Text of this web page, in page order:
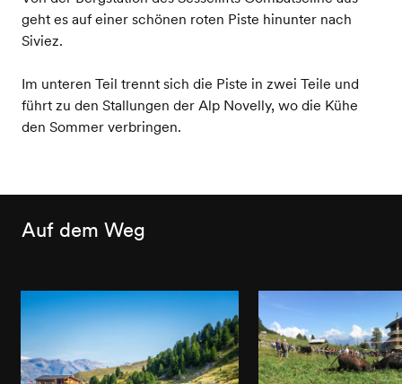
geht es auf einer schönen roten Piste hinunter nach
Siviez.
Im unteren Teil trennt sich die Piste in zwei Teile und
führt zu den Stallungen der Alp Novelly, wo die Kühe
den Sommer verbringen.
Auf dem Weg